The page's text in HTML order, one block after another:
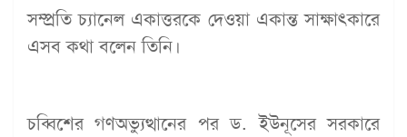
সম্প্রতি চ্যানেল একাত্তরকে দেওয়া একান্ত সাক্ষাৎকারে
এসব কথা বলেন তিনি।
চব্বিশের গণঅভ্যুত্থানের পর ড. ইউনূসের সরকারে